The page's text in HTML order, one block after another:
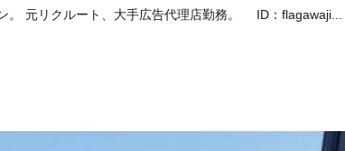
。 元リクルート、大手広告代理店勤務。 ID：flagawaji